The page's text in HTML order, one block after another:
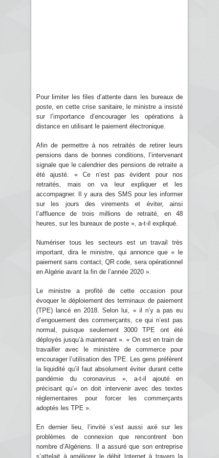
Pour limiter les files d’attente dans les bureaux de
poste, en cette crise sanitaire, le ministre a insisté
sur l’importance d’encourager les opérations à
distance en utilisant le paiement électronique.
Afin de permettre à nos retraités de retirer leurs
pensions dans de bonnes conditions, l’intervenant
signale que le calendrier des pensions de retraite a
été ajusté. « Ce n’est pas évident pour nos
retraités, mais on va leur expliquer et les
accompagner. Il y aura des SMS pour les informer
sur les jours des virements et éviter, ainsi
l’affluence de trois millions de retraité, en 48
heures, sur les bureaux de poste », a-t-il expliqué.
Numériser tous les secteurs est un travail très
important, dira le ministre, qui annonce que « le
paiement sans contact, QR code, sera opérationnel
en Algérie avant la fin de l’année 2020 ».
Le ministre a profité de cette occasion pour
évoquer le déploiement des terminaux de paiement
(TPE) lancé en 2018. Selon lui, « il n’y a pas eu
d’engouement des commerçants, ce qui n’est pas
normal, puisque seulement 3000 TPE ont été
déployés jusqu’à maintenant ». « On est en train de
travailler avec le ministère de commerce pour
encourager l’utilisation des TPE. Les gens préfèrent
la liquidité qu’il faut absolument éviter durant cette
pandémie du coronavirus », a-t-il ajouté en
précisant qu’« on doit intervenir avec des textes
réglementaires pour forcer les commerçants
adoptés les TPE ».
En dernier lieu, l’invité s’est aussi axé sur les
problèmes de connexion que rencontrent bon
nombre d’Algériens. Il a assuré que son entreprise
s’attelait à améliorer le débit Internet à travers la